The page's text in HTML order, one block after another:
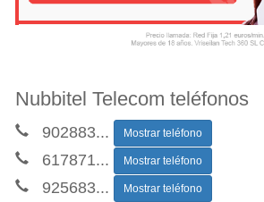
Nubbitel Telecom teléfonos
902883... Mostrar teléfono
617871... Mostrar teléfono
925683... Mostrar teléfono